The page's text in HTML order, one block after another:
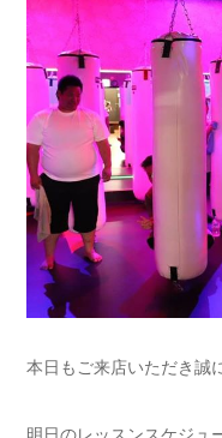
本日もご来店いただき誠